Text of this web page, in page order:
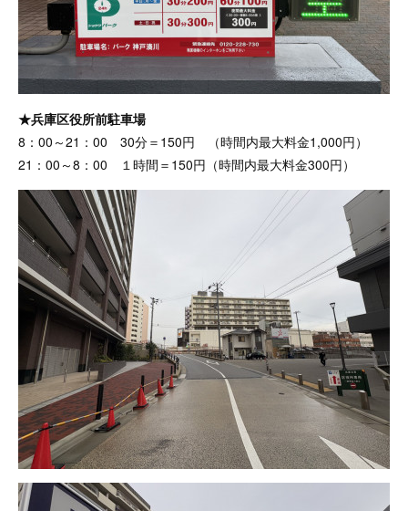
★兵庫区役所前駐車場
8：00～21：00 30分＝150円 （時間内最大料金1,000円）
21：00～8：00 １時間＝150円（時間内最大料金300円）